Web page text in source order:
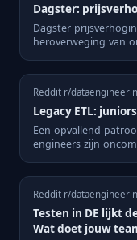
Dagster:
Dagster
heroverweging van
Reddit r/
Legacy ETL:
Een opvallend
engineers zijn
Reddit r/
Testen in DE lijkt
Wat doet jouw